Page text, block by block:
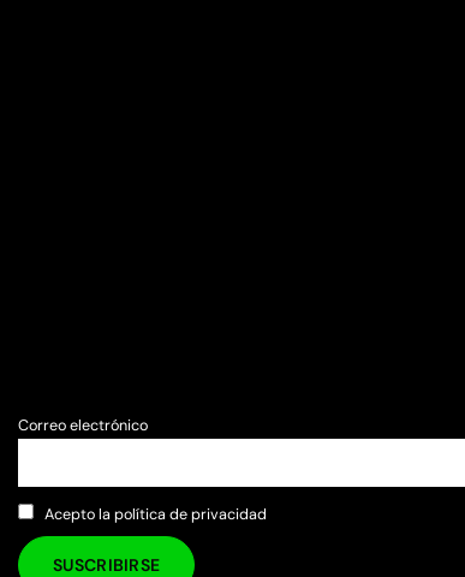
Correo electrónico
Acepto la política de privacidad